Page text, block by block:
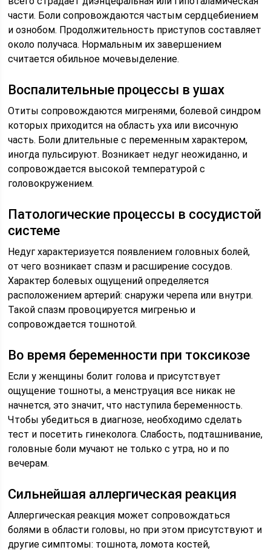
части. Боли сопровождаются частым сердцебиением
и ознобом. Продолжительность приступов составляет
около получаса. Нормальным их завершением
считается обильное мочевыделение.
Воспалительные процессы в ушах
Отиты сопровождаются мигренями, болевой синдром
которых приходится на область уха или височную
часть. Боли длительные с переменным характером,
иногда пульсируют. Возникает недуг неожиданно, и
сопровождается высокой температурой с
головокружением.
Патологические процессы в сосудистой
системе
Недуг характеризуется появлением головных болей,
от чего возникает спазм и расширение сосудов.
Характер болевых ощущений определяется
расположением артерий: снаружи черепа или внутри.
Такой спазм провоцируется мигренью и
сопровождается тошнотой.
Во время беременности при токсикозе
Если у женщины болит голова и присутствует
ощущение тошноты, а менструация все никак не
начнется, это значит, что наступила беременность.
Чтобы убедиться в диагнозе, необходимо сделать
тест и посетить гинеколога. Слабость, подташнивание,
головные боли мучают не только с утра, но и по
вечерам.
Сильнейшая аллергическая реакция
Аллергическая реакция может сопровождаться
болями в области головы, но при этом присутствуют и
другие симптомы: тошнота, ломота костей,